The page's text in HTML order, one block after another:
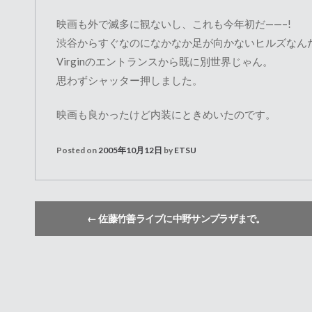
映画も外で滅多に観ないし、これも今年初だ——–!
渋谷からすぐなのになかなか足が向かないヒルズなん
Virginのエントランスから既に別世界じゃん。
思わずシャッター押しました。
映画も良かったけど内装にときめいたのです。
Posted on 2005年10月12日 by ETSU
←佐藤竹善ライブに中野サンプラザまで。